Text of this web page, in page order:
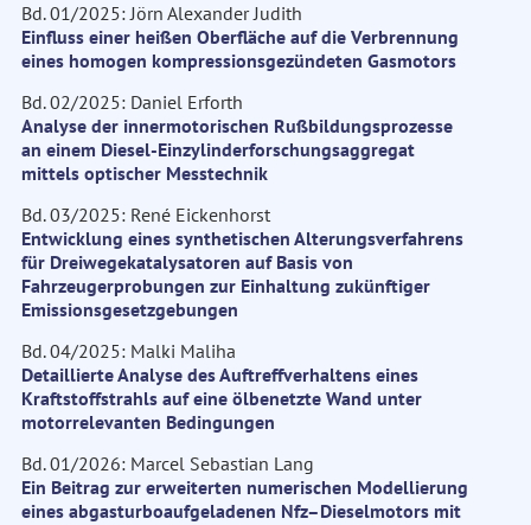
Bd. 01/2025: Jörn Alexander Judith
Einfluss einer heißen Oberfläche auf die Verbrennung
eines homogen kompressionsgezündeten Gasmotors
Bd. 02/2025: Daniel Erforth
Analyse der innermotorischen Rußbildungsprozesse
an einem Diesel-Einzylinderforschungsaggregat
mittels optischer Messtechnik
Bd. 03/2025: René Eickenhorst
Entwicklung eines synthetischen Alterungsverfahrens
für Dreiwegekatalysatoren auf Basis von
Fahrzeugerprobungen zur Einhaltung zukünftiger
Emissionsgesetzgebungen
Bd. 04/2025: Malki Maliha
Detaillierte Analyse des Auftreffverhaltens eines
Kraftstoffstrahls auf eine ölbenetzte Wand unter
motorrelevanten Bedingungen
Bd. 01/2026: Marcel Sebastian Lang
Ein Beitrag zur erweiterten numerischen Modellierung
eines abgasturboaufgeladenen Nfz–Dieselmotors mit